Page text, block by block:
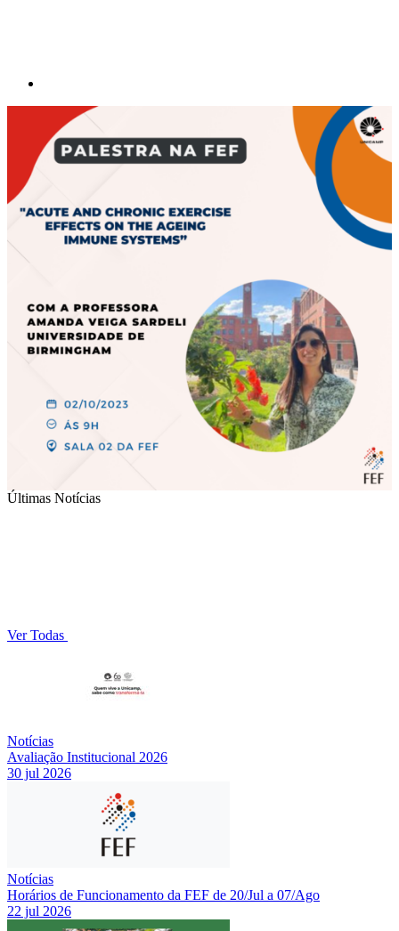
Últimas Notícias
Ver Todas
Notícias
Avaliação Institucional 2026
30 jul 2026
Notícias
Horários de Funcionamento da FEF de 20/Jul a 07/Ago
22 jul 2026